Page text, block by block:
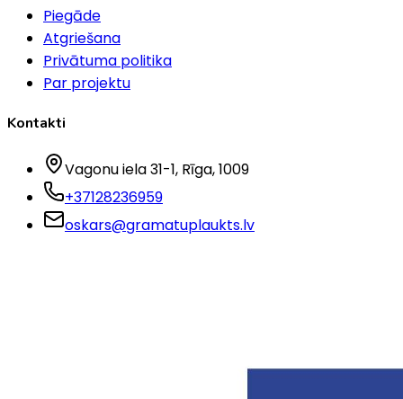
Piegāde
Atgriešana
Privātuma politika
Par projektu
Kontakti
Vagonu iela 31-1, Rīga, 1009
+37128236959
oskars@gramatuplaukts.lv